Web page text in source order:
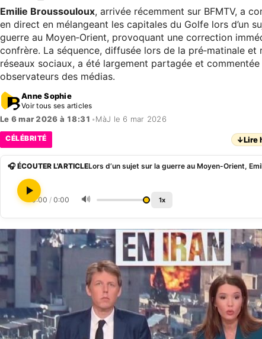
Emilie Broussouloux, arrivée récemment sur BFMTV, a
en direct en mélangeant les capitales du Golfe lors d’un
guerre au Moyen‑Orient, provoquant une correction
confrère. La séquence, diffusée lors de la pré‑matinale et
réseaux sociaux, a été largement partagée et
observateurs des médias.
Anne Sophie
Voir tous ses articles
Le 6 mar 2026 à 18:31 •MàJ le 6 mar 2026
CÉLÉBRITÉ ↓Lire
🎧 ÉCOUTER L'ARTICLE
0:00 / 0:00 🔊 1x